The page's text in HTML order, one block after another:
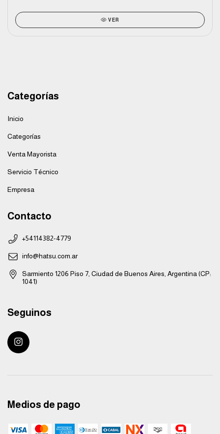
VER
Categorías
Inicio
Categorías
Venta Mayorista
Servicio Técnico
Empresa
Contacto
+54114382-4779
info@hatsu.com.ar
Sarmiento 1206 Piso 7, Ciudad de Buenos Aires, Argentina (CP:
1041)
Seguinos
Medios de pago